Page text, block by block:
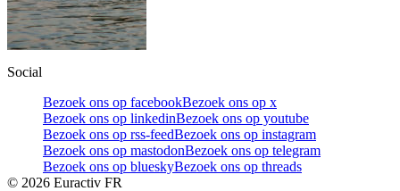
Social
Bezoek ons op facebookBezoek ons op x
Bezoek ons op linkedinBezoek ons op youtube
Bezoek ons op rss-feedBezoek ons op instagram
Bezoek ons op mastodonBezoek ons op telegram
Bezoek ons op blueskyBezoek ons op threads
© 2026 Euractiv FR